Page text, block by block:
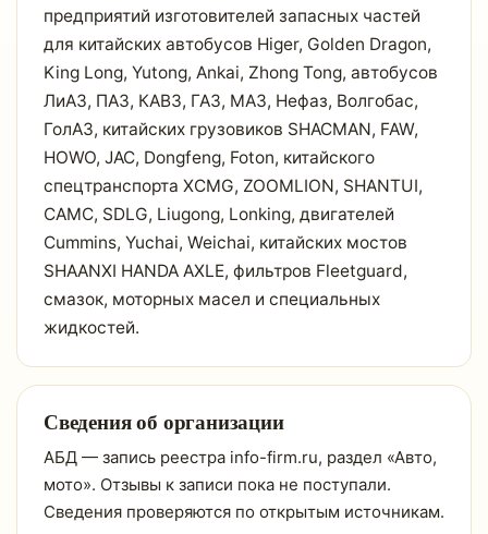
предприятий изготовителей запасных частей
для китайских автобусов Higer, Golden Dragon,
King Long, Yutong, Ankai, Zhong Tong, автобусов
ЛиАЗ, ПАЗ, КАВЗ, ГАЗ, МАЗ, Нефаз, Волгобас,
ГолАЗ, китайских грузовиков SHACMAN, FAW,
HOWO, JAC, Dongfeng, Foton, китайского
спецтранспорта XCMG, ZOOMLION, SHANTUI,
CAMC, SDLG, Liugong, Lonking, двигателей
Cummins, Yuchai, Weichai, китайских мостов
SHAANXI HANDA AXLE, фильтров Fleetguard,
смазок, моторных масел и специальных
жидкостей.
Сведения об организации
АБД — запись реестра info-firm.ru, раздел «Авто,
мото». Отзывы к записи пока не поступали.
Сведения проверяются по открытым источникам.